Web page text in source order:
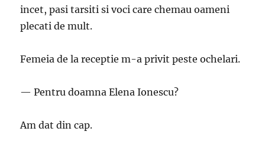
incet, pasi tarsiti si voci care chemau oameni
plecati de mult.
Femeia de la receptie m-a privit peste ochelari.
— Pentru doamna Elena Ionescu?
Am dat din cap.